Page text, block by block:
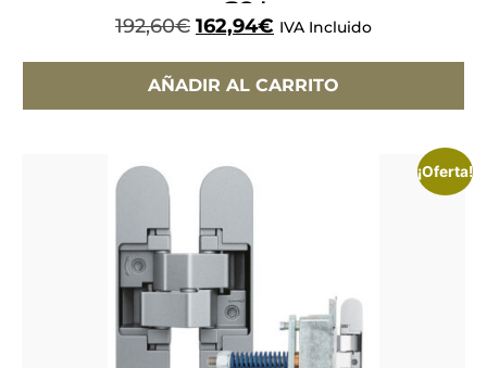
a 60 kg
192,60€ 162,94€ IVA Incluido
AÑADIR AL CARRITO
¡Oferta!